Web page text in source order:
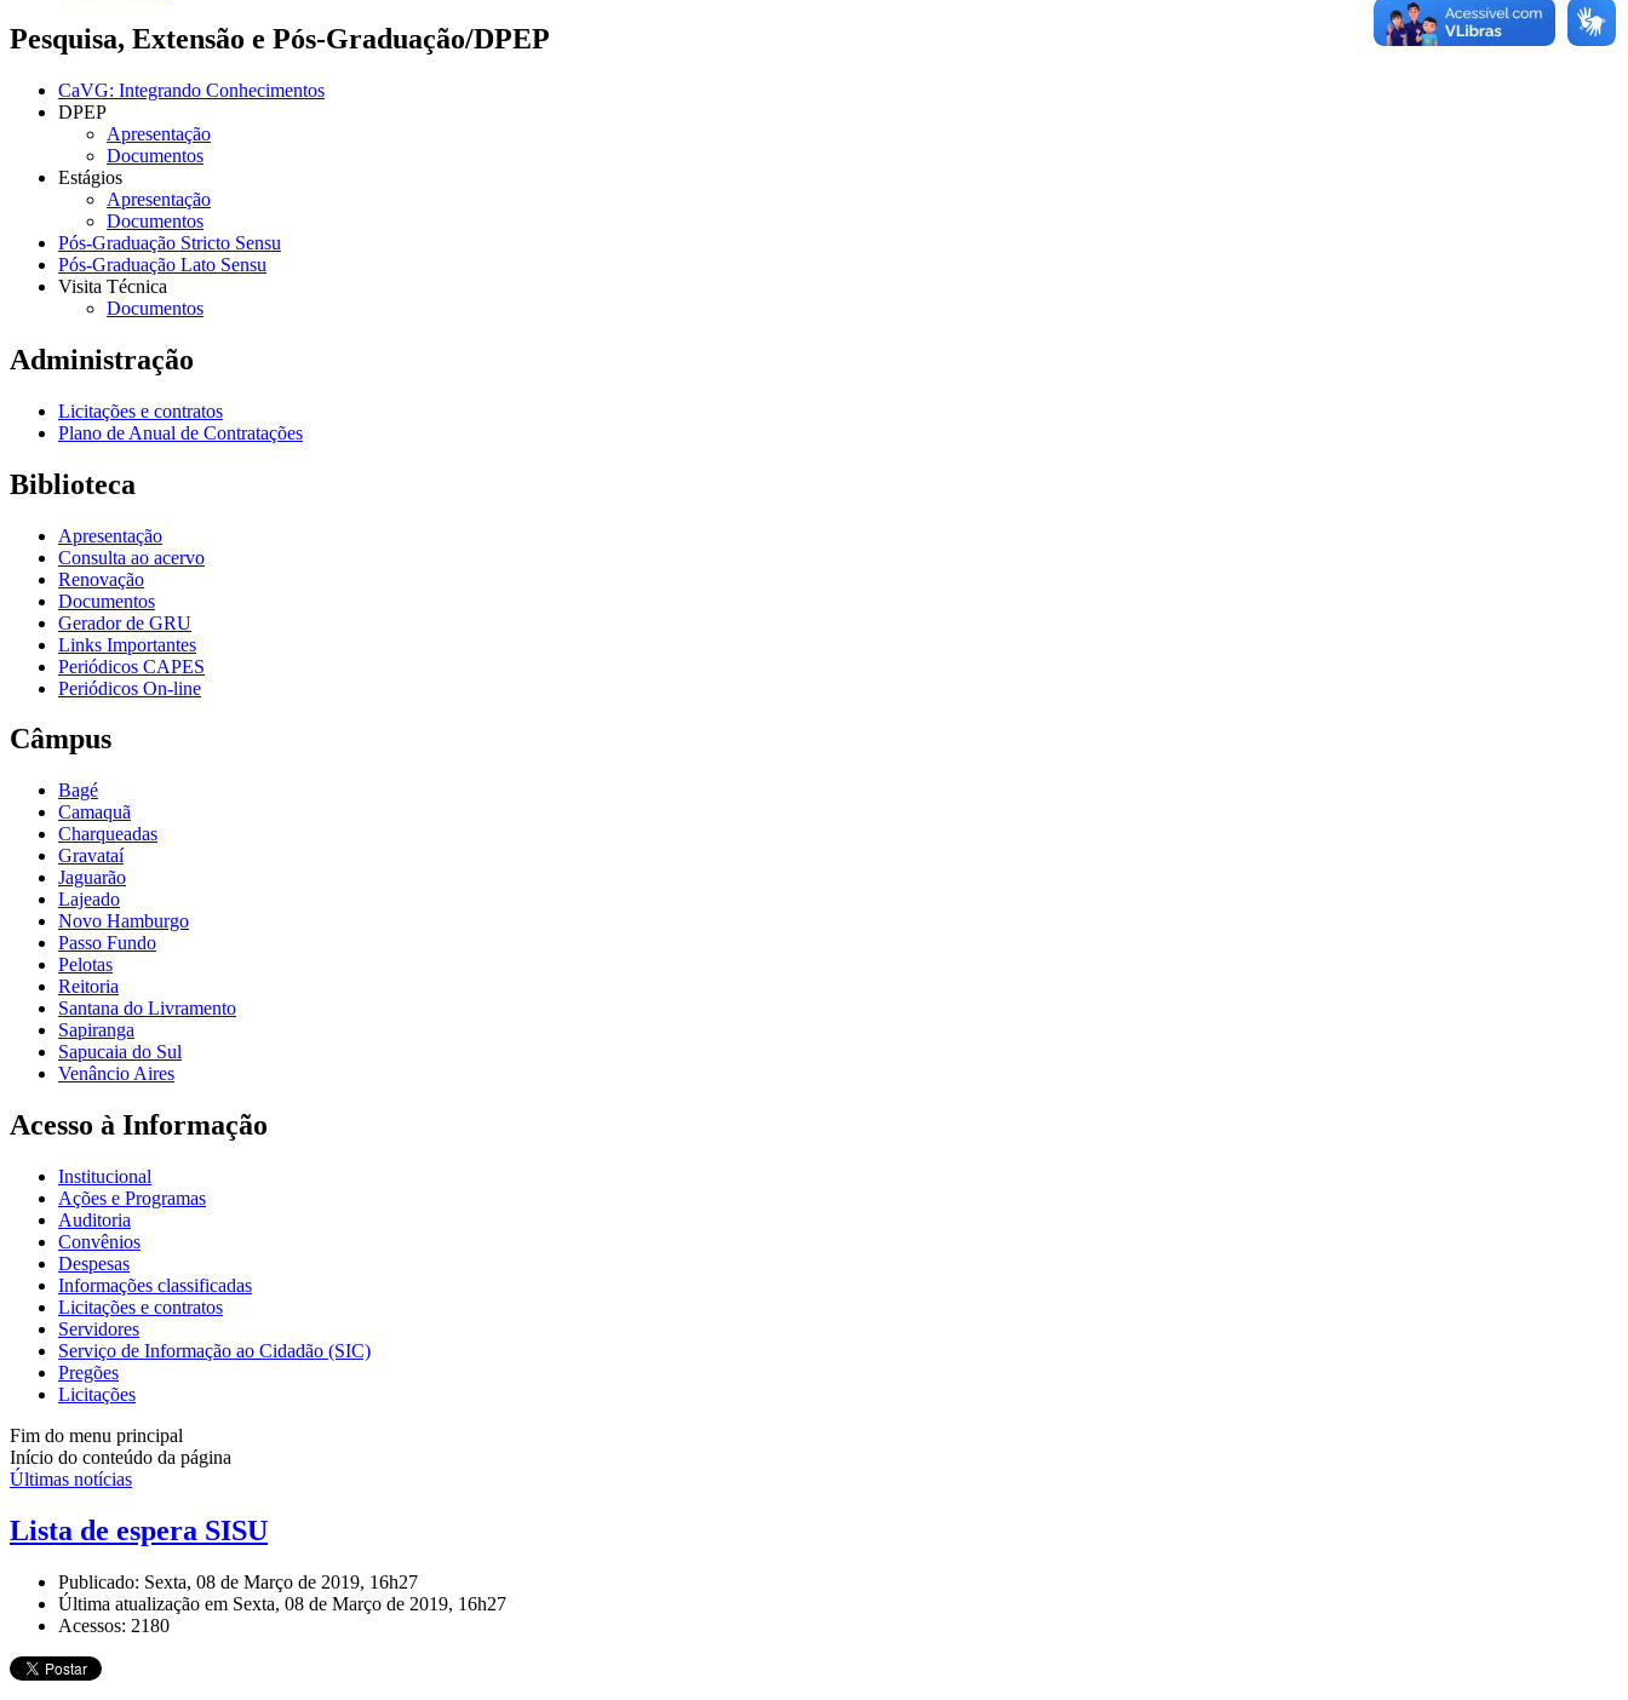
Pesquisa, Extensão e Pós-Graduação/DPEP
CaVG: Integrando Conhecimentos
DPEP
Apresentação
Documentos
Estágios
Apresentação
Documentos
Pós-Graduação Stricto Sensu
Pós-Graduação Lato Sensu
Visita Técnica
Documentos
Administração
Licitações e contratos
Plano de Anual de Contratações
Biblioteca
Apresentação
Consulta ao acervo
Renovação
Documentos
Gerador de GRU
Links Importantes
Periódicos CAPES
Periódicos On-line
Câmpus
Bagé
Camaquã
Charqueadas
Gravataí
Jaguarão
Lajeado
Novo Hamburgo
Passo Fundo
Pelotas
Reitoria
Santana do Livramento
Sapiranga
Sapucaia do Sul
Venâncio Aires
Acesso à Informação
Institucional
Ações e Programas
Auditoria
Convênios
Despesas
Informações classificadas
Licitações e contratos
Servidores
Serviço de Informação ao Cidadão (SIC)
Pregões
Licitações
Fim do menu principal
Início do conteúdo da página
Últimas notícias
Lista de espera SISU
Publicado: Sexta, 08 de Março de 2019, 16h27
Última atualização em Sexta, 08 de Março de 2019, 16h27
Acessos: 2180